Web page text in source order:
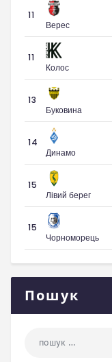
11
Верес
11
Колос
13
Буковина
14
Динамо
15
Лівий берег
15
Чорноморець
Пошук